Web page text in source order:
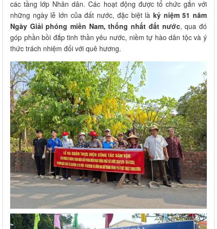
các tầng lớp Nhân dân. Các hoạt động được tổ chức gắn với
những ngày lễ lớn của đất nước, đặc biệt là kỷ niệm 51 năm
Ngày Giải phóng miền Nam, thống nhất đất nước, qua đó
góp phần bồi đắp tinh thần yêu nước, niềm tự hào dân tộc và ý
thức trách nhiệm đối với quê hương.